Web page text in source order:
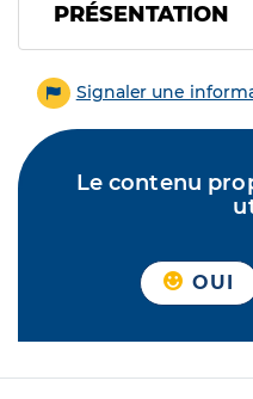
PRÉSENTATION
Signaler une
Le contenu
OUI